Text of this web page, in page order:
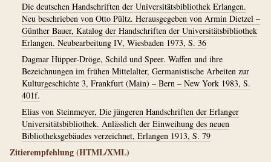
Die deutschen Handschriften der Universitätsbibliothek Erlangen.
Neu beschrieben von Otto Pültz. Herausgegeben von Armin Dietzel –
Günther Bauer, Katalog der Handschriften der Universitätsbibliothek
Erlangen. Neubearbeitung IV, Wiesbaden 1973, S. 36
Dagmar Hüpper-Dröge, Schild und Speer. Waffen und ihre
Bezeichnungen im frühen Mittelalter, Germanistische Arbeiten zur
Kulturgeschichte 3, Frankfurt (Main) – Bern – New York 1983, S.
401f.
Elias von Steinmeyer, Die jüngeren Handschriften der Erlanger
Universitätsbibliothek. Anlässlich der Einweihung des neuen
Bibliotheksgebäudes verzeichnet, Erlangen 1913, S. 79
Zitierempfehlung (HTML/XML)